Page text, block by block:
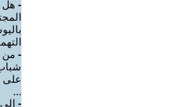
- هل
- من
على
...
-